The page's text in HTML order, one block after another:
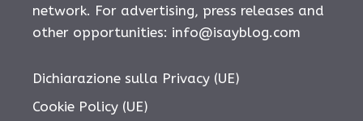
network. For advertising, press releases and
other opportunities: info@isayblog.com
Dichiarazione sulla Privacy (UE)
Cookie Policy (UE)